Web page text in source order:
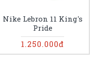
Nike Lebron 11 King's
Pride
1.250.000đ